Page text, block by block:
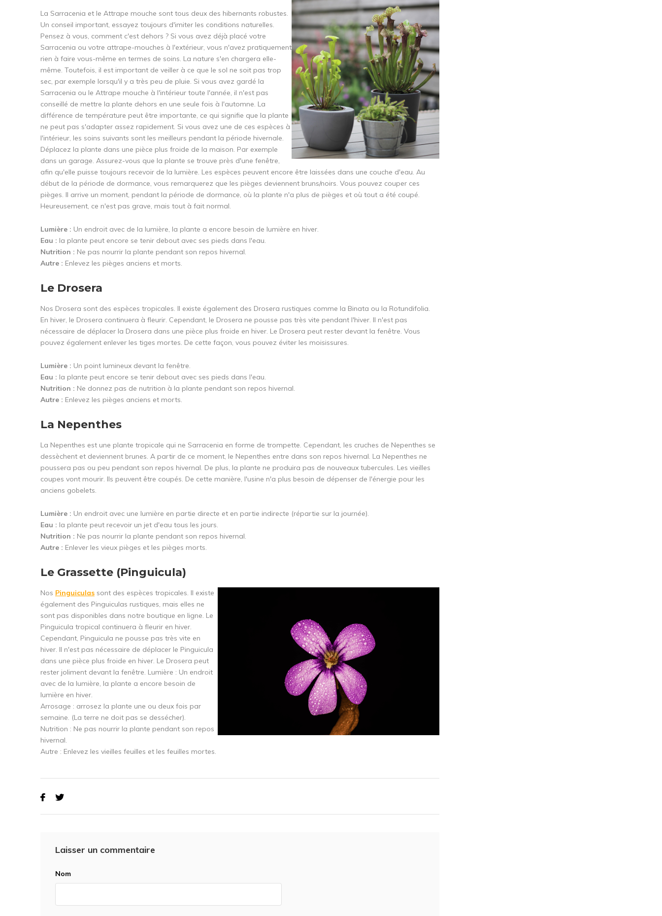
La Sarracenia et le Attrape mouche sont tous deux des hibernants robustes.
Un conseil important, essayez toujours d'imiter les conditions naturelles.
Pensez à vous, comment c'est dehors ? Si vous avez déjà placé votre
Sarracenia ou votre attrape-mouches à l'extérieur, vous n'avez pratiquement
rien à faire vous-même en termes de soins. La nature s'en chargera elle-
même. Toutefois, il est important de veiller à ce que le sol ne soit pas trop
sec, par exemple lorsqu'il y a très peu de pluie. Si vous avez gardé la
Sarracenia ou le Attrape mouche à l'intérieur toute l'année, il n'est pas
conseillé de mettre la plante dehors en une seule fois à l'automne. La
différence de température peut être importante, ce qui signifie que la plante
ne peut pas s'adapter assez rapidement. Si vous avez une de ces espèces à
l'intérieur, les soins suivants sont les meilleurs pendant la période hivernale.
Déplacez la plante dans une pièce plus froide de la maison. Par exemple
dans un garage. Assurez-vous que la plante se trouve près d'une fenêtre,
afin qu'elle puisse toujours recevoir de la lumière. Les espèces peuvent encore être laissées dans une couche d'eau. Au
début de la période de dormance, vous remarquerez que les pièges deviennent bruns/noirs. Vous pouvez couper ces
pièges. Il arrive un moment, pendant la période de dormance, où la plante n'a plus de pièges et où tout a été coupé.
Heureusement, ce n'est pas grave, mais tout à fait normal.
Lumière : Un endroit avec de la lumière, la plante a encore besoin de lumière en hiver.
Eau : la plante peut encore se tenir debout avec ses pieds dans l'eau.
Nutrition : Ne pas nourrir la plante pendant son repos hivernal.
Autre : Enlevez les pièges anciens et morts.
Le Drosera
Nos Drosera sont des espèces tropicales. Il existe également des Drosera rustiques comme la Binata ou la Rotundifolia.
En hiver, le Drosera continuera à fleurir. Cependant, le Drosera ne pousse pas très vite pendant l'hiver. Il n'est pas
nécessaire de déplacer la Drosera dans une pièce plus froide en hiver. Le Drosera peut rester devant la fenêtre. Vous
pouvez également enlever les tiges mortes. De cette façon, vous pouvez éviter les moisissures.
Lumière : Un point lumineux devant la fenêtre.
Eau : la plante peut encore se tenir debout avec ses pieds dans l'eau.
Nutrition : Ne donnez pas de nutrition à la plante pendant son repos hivernal.
Autre : Enlevez les pièges anciens et morts.
La Nepenthes
La Nepenthes est une plante tropicale qui ne Sarracenia en forme de trompette. Cependant, les cruches de Nepenthes se
dessèchent et deviennent brunes. A partir de ce moment, le Nepenthes entre dans son repos hivernal. La Nepenthes ne
poussera pas ou peu pendant son repos hivernal. De plus, la plante ne produira pas de nouveaux tubercules. Les vieilles
coupes vont mourir. Ils peuvent être coupés. De cette manière, l'usine n'a plus besoin de dépenser de l'énergie pour les
anciens gobelets.
Lumière : Un endroit avec une lumière en partie directe et en partie indirecte (répartie sur la journée).
Eau : la plante peut recevoir un jet d'eau tous les jours.
Nutrition : Ne pas nourrir la plante pendant son repos hivernal.
Autre : Enlever les vieux pièges et les pièges morts.
Le Grassette (Pinguicula)
Nos Pinguiculas sont des espèces tropicales. Il existe
également des Pinguiculas rustiques, mais elles ne
sont pas disponibles dans notre boutique en ligne. Le
Pinguicula tropical continuera à fleurir en hiver.
Cependant, Pinguicula ne pousse pas très vite en
hiver. Il n'est pas nécessaire de déplacer le Pinguicula
dans une pièce plus froide en hiver. Le Drosera peut
rester joliment devant la fenêtre. Lumière : Un endroit
avec de la lumière, la plante a encore besoin de
lumière en hiver.
Arrosage : arrosez la plante une ou deux fois par
semaine. (La terre ne doit pas se dessécher).
Nutrition : Ne pas nourrir la plante pendant son repos
hivernal.
Autre : Enlevez les vieilles feuilles et les feuilles mortes.
Laisser un commentaire
Nom